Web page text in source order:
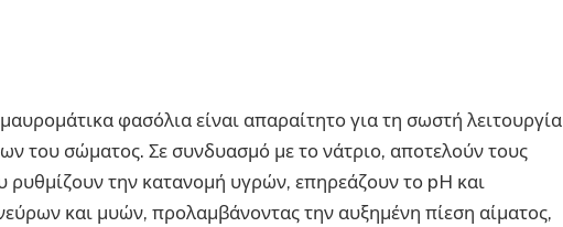
φασόλια είναι απαραίτητο για τη σωστή λειτουργία
του σώματος. Σε συνδυασμό με το νάτριο, αποτελούν τους
ρυθμίζουν την κατανομή υγρών, επηρεάζουν το pH και
και μυών, προλαμβάνοντας την αυξημένη πίεση αίματος,